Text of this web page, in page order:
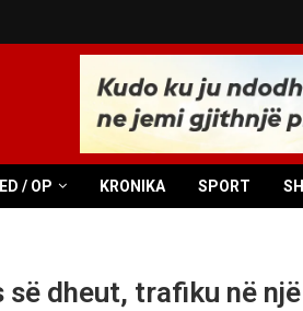
ED / OP KRONIKA SPORT
dheut, trafiku në